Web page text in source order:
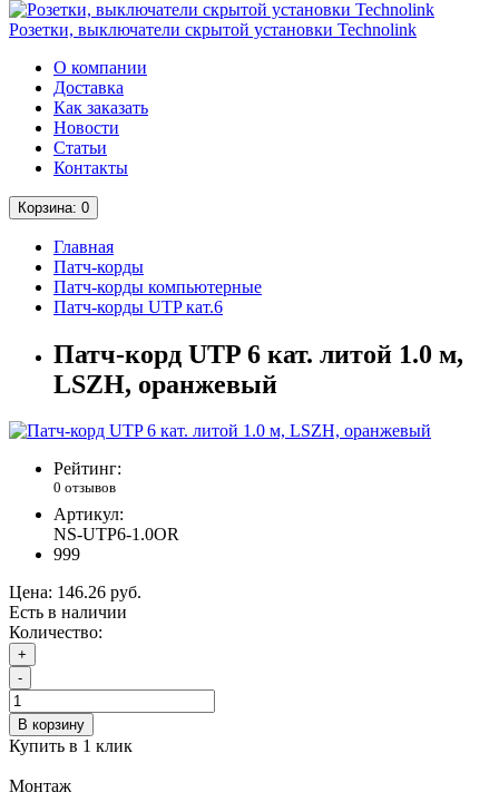
Розетки, выключатели скрытой установки Technolink
О компании
Доставка
Как заказать
Новости
Статьи
Контакты
Корзина: 0
Главная
Патч-корды
Патч-корды компьютерные
Патч-корды UTP кат.6
Патч-корд UTP 6 кат. литой 1.0 м,
LSZH, оранжевый
Рейтинг:
0 отзывов
Артикул:
NS-UTP6-1.0OR
999
Цена: 146.26 руб.
Есть в наличии
Количество:
+
-
В корзину
Купить в 1 клик
Монтаж